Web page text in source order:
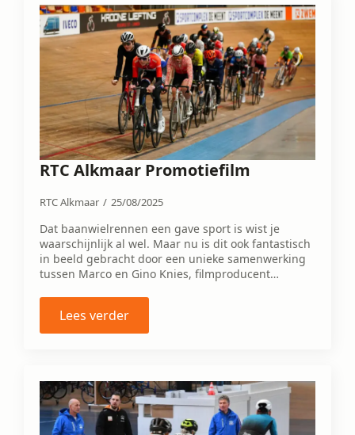
RTC Alkmaar Promotiefilm
RTC Alkmaar 25/08/2025
Dat baanwielrennen een gave sport is wist je
waarschijnlijk al wel. Maar nu is dit ook fantastisch
in beeld gebracht door een unieke samenwerking
tussen Marco en Gino Knies, filmproducent…
Lees verder